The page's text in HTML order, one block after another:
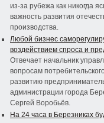
из-за рубежа как никогда
важность развития
производства.
Любой бизнес
воздействием спроса и
Отвечает начальник
вопросам
развитию
администрации города
Сергей Воробьёв.
На 24 часа в Березниках